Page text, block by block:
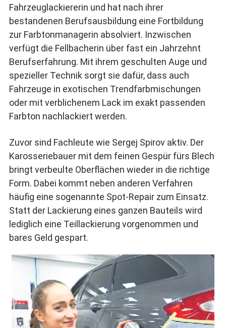
Fahrzeuglackiererin und hat nach ihrer
bestandenen Berufsausbildung eine Fortbildung
zur Farbtonmanagerin absolviert. Inzwischen
verfügt die Fellbacherin über fast ein Jahrzehnt
Berufserfahrung. Mit ihrem geschulten Auge und
spezieller Technik sorgt sie dafür, dass auch
Fahrzeuge in exotischen Trendfarbmischungen
oder mit verblichenem Lack im exakt passenden
Farbton nachlackiert werden.
Zuvor sind Fachleute wie Sergej Spirov aktiv. Der
Karosseriebauer mit dem feinen Gespür fürs Blech
bringt verbeulte Oberflächen wieder in die richtige
Form. Dabei kommt neben anderen Verfahren
häufig eine sogenannte Spot-Repair zum Einsatz.
Statt der Lackierung eines ganzen Bauteils wird
lediglich eine Teillackierung vorgenommen und
bares Geld gespart.
Geschultes Auge: Xantja Hannebauer Foto: Michael Käfer